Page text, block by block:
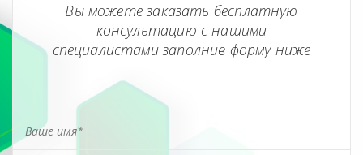
Вы можете заказать бесплатную
консультацию с нашими
специалистами заполнив форму ниже